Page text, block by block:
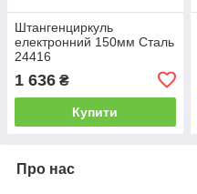
Штангенциркуль
електронний 150мм Сталь
24416
1 636 ₴
Купити
Про нас